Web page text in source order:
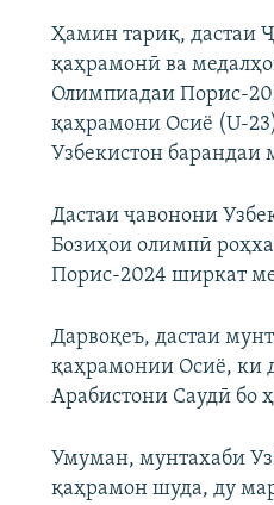
Ҳамин тариқ, дастаи
қаҳрамонӣ ва
Олимпиадаи Порис-
қаҳрамони Осиё (U-
Узбекистон
Дастаи ҷавонони
Бозиҳои олимпӣ
Порис-2024 ширкат
Дарвоқеъ, дастаи
қаҳрамонии Осиё, ки
Арабистони Саудӣ бо
Умуман, мунтахаби
қаҳрамон шуда, ду